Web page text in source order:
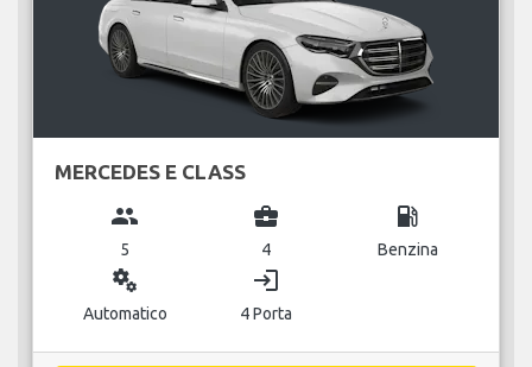
MERCEDES E CLASS
group
5
business_center
4
local_gas_station
Benzina
miscellaneous_services
Automatico
login
4 Porta